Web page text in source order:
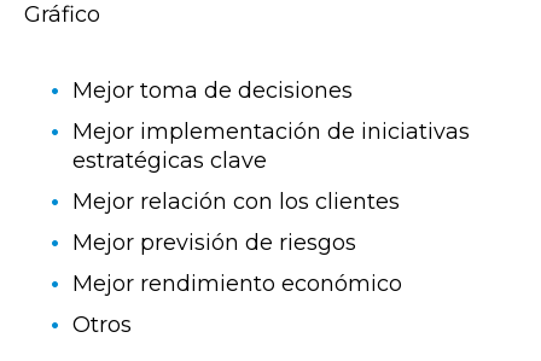
Gráfico
Mejor toma de decisiones
Mejor implementación de iniciativas
estratégicas clave
Mejor relación con los clientes
Mejor previsión de riesgos
Mejor rendimiento económico
Otros